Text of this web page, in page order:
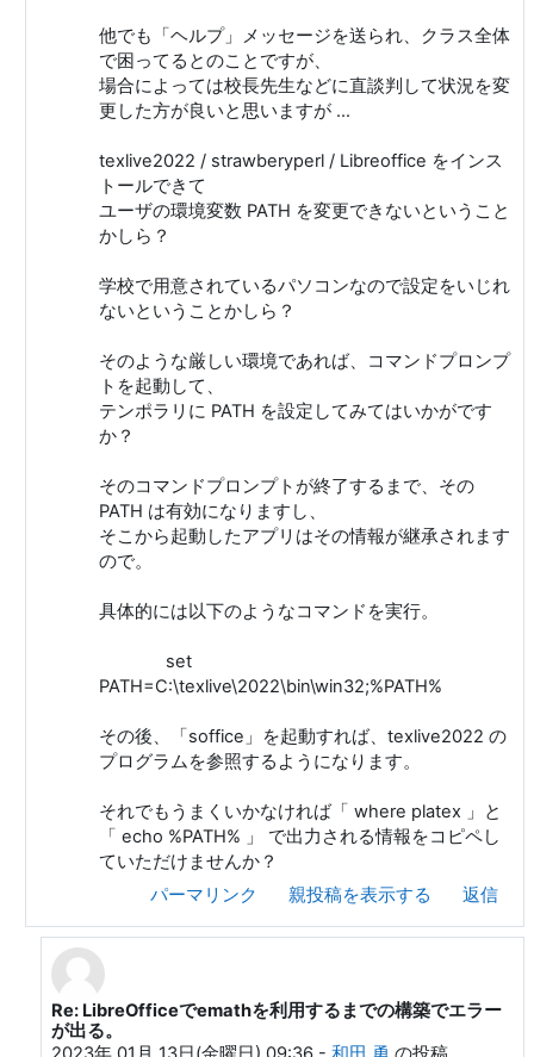
他でも「ヘルプ」メッセージを送られ、クラス全体
で困ってるとのことですが、
場合によっては校長先生などに直談判して状況を変
更した方が良いと思いますが ...
texlive2022 / strawberyperl / Libreoffice をインス
トールできて
ユーザの環境変数 PATH を変更できないということ
かしら？
学校で用意されているパソコンなので設定をいじれ
ないということかしら？
そのような厳しい環境であれば、コマンドプロンプ
トを起動して、
テンポラリに PATH を設定してみてはいかがです
か？
そのコマンドプロンプトが終了するまで、その
PATH は有効になりますし、
そこから起動したアプリはその情報が継承されます
ので。
具体的には以下のようなコマンドを実行。
set
PATH=C:\texlive\2022\bin\win32;%PATH%
その後、「soffice」を起動すれば、texlive2022 の
プログラムを参照するようになります。
それでもうまくいかなければ「 where platex 」と
「 echo %PATH% 」 で出力される情報をコピペし
ていただけませんか？
パーマリンク
親投稿を表示する 返信
和田 勇 への返信
Re: LibreOfficeでemathを利用するまでの構築でエラー
が出る。